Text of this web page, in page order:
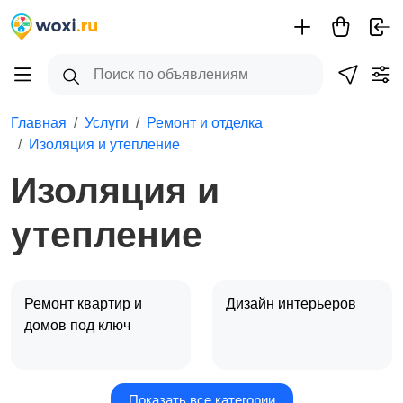
Главная Услуги
Ремонт и отделка
Изоляция и утепление
Изоляция и
утепление
Ремонт квартир и
домов под ключ
Дизайн интерьеров
Показать все категории